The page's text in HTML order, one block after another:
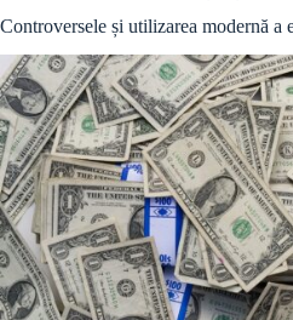
Controversele și utilizarea modernă a